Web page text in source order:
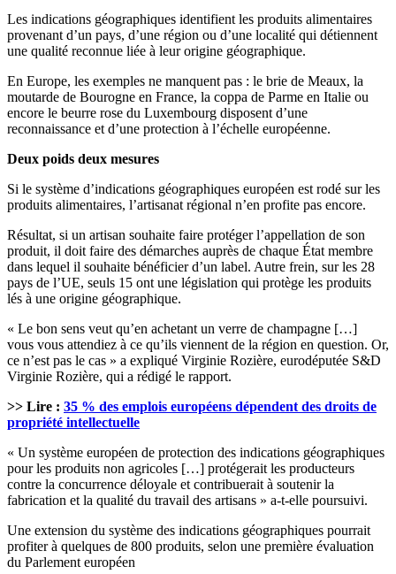
Les indications géographiques identifient les produits alimentaires
provenant d’un pays, d’une région ou d’une localité qui détiennent
une qualité reconnue liée à leur origine géographique.
En Europe, les exemples ne manquent pas : le brie de Meaux, la
moutarde de Bourogne en France, la coppa de Parme en Italie ou
encore le beurre rose du Luxembourg disposent d’une
reconnaissance et d’une protection à l’échelle européenne.
Deux poids deux mesures
Si le système d’indications géographiques européen est rodé sur les
produits alimentaires, l’artisanat régional n’en profite pas encore.
Résultat, si un artisan souhaite faire protéger l’appellation de son
produit, il doit faire des démarches auprès de chaque État membre
dans lequel il souhaite bénéficier d’un label. Autre frein, sur les 28
pays de l’UE, seuls 15 ont une législation qui protège les produits
lés à une origine géographique.
« Le bon sens veut qu’en achetant un verre de champagne […]
vous vous attendiez à ce qu’ils viennent de la région en question. Or,
ce n’est pas le cas » a expliqué Virginie Rozière, eurodéputée S&D
Virginie Rozière, qui a rédigé le rapport.
>> Lire : 35 % des emplois européens dépendent des droits de
propriété intellectuelle
« Un système européen de protection des indications géographiques
pour les produits non agricoles […] protégerait les producteurs
contre la concurrence déloyale et contribuerait à soutenir la
fabrication et la qualité du travail des artisans » a-t-elle poursuivi.
Une extension du système des indications géographiques pourrait
profiter à quelques de 800 produits, selon une première évaluation
du Parlement européen